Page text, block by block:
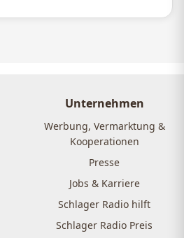
Unternehmen
Werbung, Vermarktung &
Kooperationen
Presse
Jobs & Karriere
Schlager Radio hilft
Schlager Radio Preis